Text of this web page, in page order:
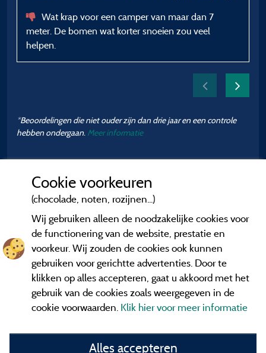
Wat krap voor een camper van maar dan 7
meter. De bomen wat korter snoeien zou veel
helpen.
*Beoordelingen die niet ouder zijn dan drie jaar en een controle
hebben ondergaan. Meer informatie
General terms of use
Cookie voorkeuren
(chocolade, noten, rozijnen...)
Wij gebruiken alleen de noodzakelijke cookies voor
de functionering van de website, prestatie en
voorkeur. Wij zouden de cookies ook kunnen
gebruiken voor gerichtte advertenties. Door te
klikken op alles accepteren, gaat u akkoord met het
gebruik van de cookies zoals weergegeven in de
cookie voorwaarden. Klik hier voor meer informatie
Alles accepteren